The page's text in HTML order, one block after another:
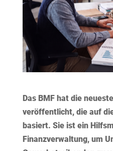
Das BMF hat die
veröffentlicht, die auf
basiert. Sie ist ein
Finanzverwaltung, um